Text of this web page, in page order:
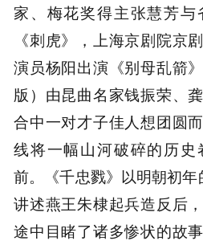
家、梅花奖得主张慧芳与
《刺虎》，上海京剧院京
演员杨阳出演《别母乱箭
版）由昆曲名家钱振荣、
合中一对才子佳人想团圆
线将一幅山河破碎的历史
前。《千忠戮》以明朝初年
讲述燕王朱棣起兵造反后
途中目睹了诸多惨状的故